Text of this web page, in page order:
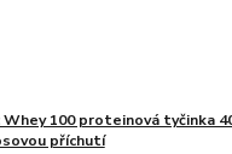
Whey 100 proteinová tyčinka
příchutí